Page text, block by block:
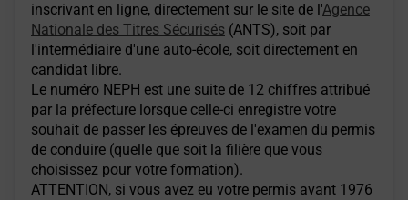
inscrivant en ligne, directement sur le site de l'Agence
Nationale des Titres Sécurisés (ANTS), soit par
l'intermédiaire d'une auto-école, soit directement en
candidat libre.
Le numéro NEPH est une suite de 12 chiffres attribué
par la préfecture lorsque celle-ci enregistre votre
souhait de passer les épreuves de l'examen du permis
de conduire (quelle que soit la filière que vous
choisissez pour votre formation).
ATTENTION, si vous avez eu votre permis avant 1976